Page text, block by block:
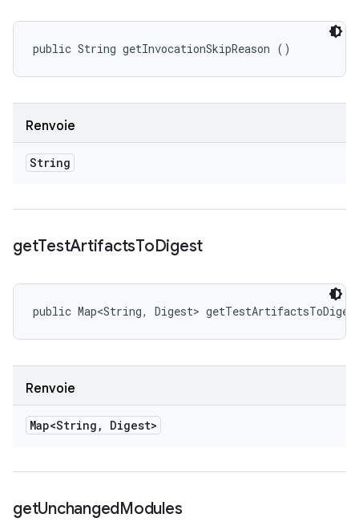
public String getInvocationSkipReason ()
Renvoie
String
getTestArtifactsToDigest
public Map<String, Digest>
Renvoie
Map<String , Digest>
getUnchangedModules